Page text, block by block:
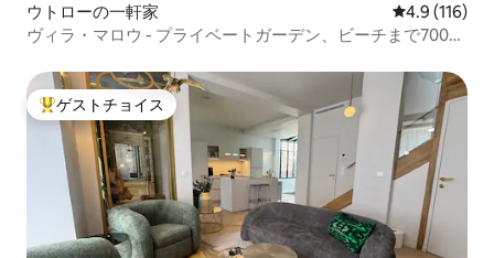
ウトローの一軒家 レビュー116
4.9 (116)
ヴィラ・マロウ - プライベートガーデン、ビーチまで700メ
大好評のゲストチョイスです。
ゲストチョイス